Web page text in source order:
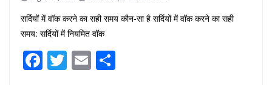
सर्दियों में वॉक करने का सही समय कौन-सा है सर्दियों में वॉक करने का सही
समय: सर्दियों में नियमित वॉक
F T E